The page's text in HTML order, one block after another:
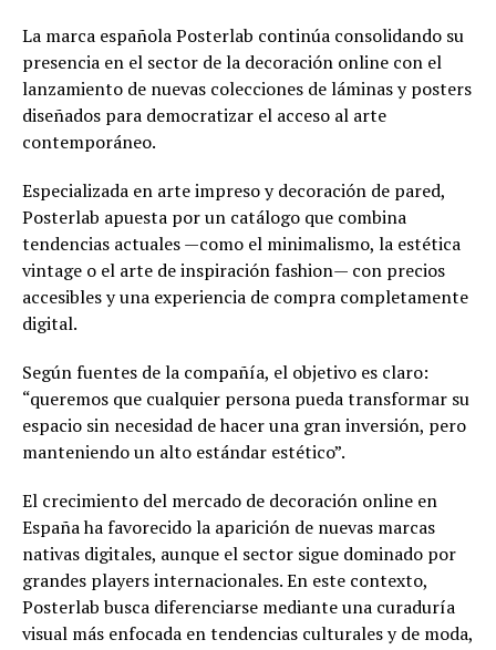
La marca española Posterlab continúa consolidando su
presencia en el sector de la decoración online con el
lanzamiento de nuevas colecciones de láminas y posters
diseñados para democratizar el acceso al arte
contemporáneo.
Especializada en arte impreso y decoración de pared,
Posterlab apuesta por un catálogo que combina
tendencias actuales —como el minimalismo, la estética
vintage o el arte de inspiración fashion— con precios
accesibles y una experiencia de compra completamente
digital.
Según fuentes de la compañía, el objetivo es claro:
“queremos que cualquier persona pueda transformar su
espacio sin necesidad de hacer una gran inversión, pero
manteniendo un alto estándar estético”.
El crecimiento del mercado de decoración online en
España ha favorecido la aparición de nuevas marcas
nativas digitales, aunque el sector sigue dominado por
grandes players internacionales. En este contexto,
Posterlab busca diferenciarse mediante una curaduría
visual más enfocada en tendencias culturales y de moda,